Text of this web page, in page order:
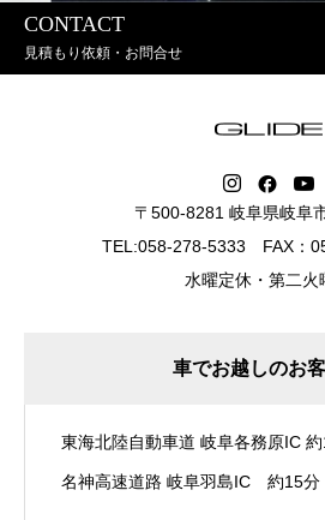
CONTACT
見積もり依頼・お問合せ
〒500-8281 岐阜県岐阜
TEL:058-278-5333 FAX：
水曜定休・第二火
車でお越しのお
東海北陸自動車道 岐阜各務原IC
名神高速道路 岐阜羽島IC 約15分